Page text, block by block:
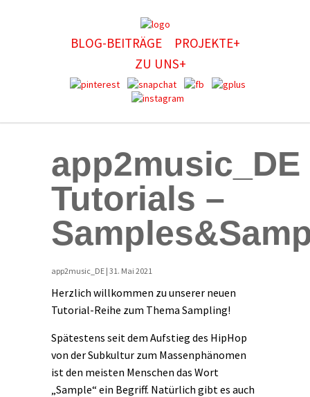
BLOG-BEITRÄGE
PROJEKTE+
ZU UNS+
app2music_DE
Tutorials –
app2music_DE | 31. Mai 2021
Herzlich willkommen zu unserer neuen
Tutorial-Reihe zum Thema Sampling!
Spätestens seit dem Aufstieg des HipHop
von der Subkultur zum Massenphänomen
ist den meisten Menschen das Wort
„Sample“ ein Begriff. Natürlich gibt es auch